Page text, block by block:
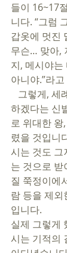
들이 16~17
니다. “그럼
갑옷에 멋진
무슨… 맞아,
지, 메시야는
아니야.”라
하겠다는 신
로 위대한 왕
렸을 것입니
시는 것도 그
는 것으로 받
질 쭉정이에
람 등을 제외
입니다.
실제 그렇게
시는 기적의